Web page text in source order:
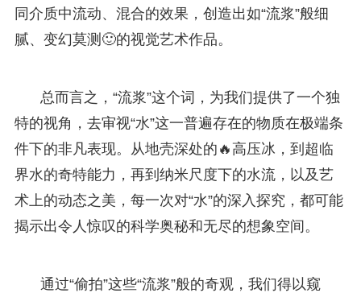
同介质中流动、混合的效果，创造出如“流浆”般细
腻、变幻莫测🙂的视觉艺术作品。
总而言之，“流浆”这个词，为我们提供了一个独
特的视角，去审视“水”这一普遍存在的物质在极端条
件下的非凡表现。从地壳深处的🔥高压冰，到超临
界水的奇特能力，再到纳米尺度下的水流，以及艺
术上的动态之美，每一次对“水”的深入探究，都可能
揭示出令人惊叹的科学奥秘和无尽的想象空间。
通过“偷拍”这些“流浆”般的奇观，我们得以窥